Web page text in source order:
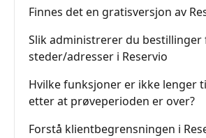
Finnes det en gratisversjon av
Slik administrerer du
steder/adresser i Reservio
Hvilke funksjoner er ikke lenger
etter at prøveperioden er over?
Forstå klientbegrensningen i